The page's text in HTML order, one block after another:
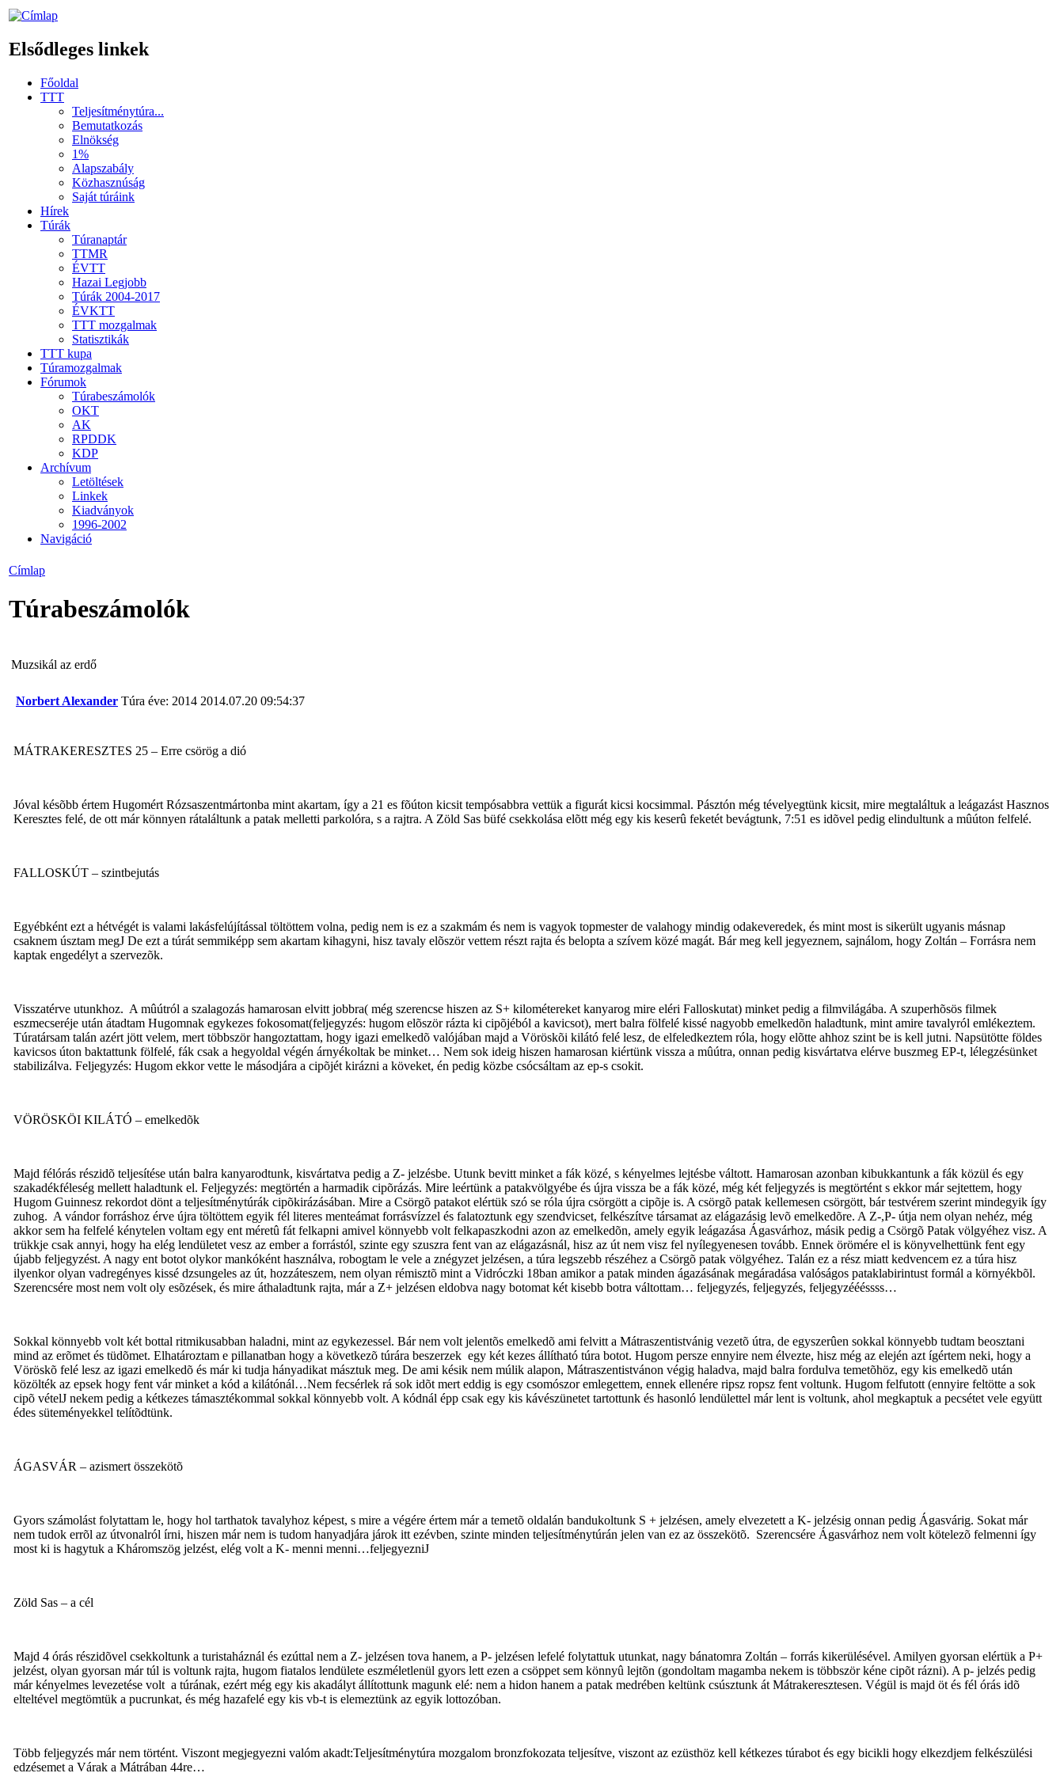
Elsődleges linkek
Főoldal
TTT
Teljesítménytúra...
Bemutatkozás
Elnökség
1%
Alapszabály
Közhasznúság
Saját túráink
Hírek
Túrák
Túranaptár
TTMR
ÉVTT
Hazai Legjobb
Túrák 2004-2017
ÉVKTT
TTT mozgalmak
Statisztikák
TTT kupa
Túramozgalmak
Fórumok
Túrabeszámolók
OKT
AK
RPDDK
KDP
Archívum
Letöltések
Linkek
Kiadványok
1996-2002
Navigáció
Címlap
Túrabeszámolók
Muzsikál az erdő
Norbert Alexander Túra éve: 2014 2014.07.20 09:54:37
MÁTRAKERESZTES 25 – Erre csörög a dió
Jóval késõbb értem Hugomért Rózsaszentmártonba mint akartam, így a 21 es fõúton kicsit tempósabbra vettük a figurát kicsi kocsimmal. Pásztón még tévelyegtünk kicsit, mire megtaláltuk a leágazást Hasznos
Keresztes felé, de ott már könnyen rátaláltunk a patak melletti parkolóra, s a rajtra. A Zöld Sas büfé csekkolása elõtt még egy kis keserû feketét bevágtunk, 7:51 es idõvel pedig elindultunk a mûúton felfelé.
FALLOSKÚT – szintbejutás
Egyébként ezt a hétvégét is valami lakásfelújítással töltöttem volna, pedig nem is ez a szakmám és nem is vagyok topmester de valahogy mindig odakeveredek, és mint most is sikerült ugyanis másnap
csaknem úsztam megJ De ezt a túrát semmiképp sem akartam kihagyni, hisz tavaly elõször vettem részt rajta és belopta a szívem közé magát. Bár meg kell jegyeznem, sajnálom, hogy Zoltán – Forrásra nem
kaptak engedélyt a szervezõk.
Visszatérve utunkhoz. A mûútról a szalagozás hamarosan elvitt jobbra( még szerencse hiszen az S+ kilométereket kanyarog mire eléri Falloskutat) minket pedig a filmvilágába. A szuperhõsös filmek
eszmecseréje után átadtam Hugomnak egykezes fokosomat(feljegyzés: hugom elõször rázta ki cipõjéból a kavicsot), mert balra fölfelé kissé nagyobb emelkedõn haladtunk, mint amire tavalyról emlékeztem.
Túratársam talán azért jött velem, mert többször hangoztattam, hogy igazi emelkedõ valójában majd a Vöröskõi kilátó felé lesz, de elfeledkeztem róla, hogy elõtte ahhoz szint be is kell jutni. Napsütötte földes
kavicsos úton baktattunk fölfelé, fák csak a hegyoldal végén árnyékoltak be minket… Nem sok ideig hiszen hamarosan kiértünk vissza a mûútra, onnan pedig kisvártatva elérve buszmeg EP-t, lélegzésünket
stabilizálva. Feljegyzés: Hugom ekkor vette le másodjára a cipõjét kirázni a köveket, én pedig közbe csócsáltam az ep-s csokit.
VÖRÖSKÖI KILÁTÓ – emelkedõk
Majd félórás részidõ teljesítése után balra kanyarodtunk, kisvártatva pedig a Z- jelzésbe. Utunk bevitt minket a fák közé, s kényelmes lejtésbe váltott. Hamarosan azonban kibukkantunk a fák közül és egy
szakadékféleség mellett haladtunk el. Feljegyzés: megtörtén a harmadik cipõrázás. Mire leértünk a patakvölgyébe és újra vissza be a fák közé, még két feljegyzés is megtörtént s ekkor már sejtettem, hogy
Hugom Guinnesz rekordot dönt a teljesítménytúrák cipõkirázásában. Mire a Csörgõ patakot elértük szó se róla újra csörgött a cipõje is. A csörgõ patak kellemesen csörgött, bár testvérem szerint mindegyik így
zuhog. A vándor forráshoz érve újra töltöttem egyik fél literes menteámat forrásvízzel és falatoztunk egy szendvicset, felkészítve társamat az elágazásig levõ emelkedõre. A Z-,P- útja nem olyan nehéz, még
akkor sem ha felfelé kénytelen voltam egy ent méretû fát felkapni amivel könnyebb volt felkapaszkodni azon az emelkedõn, amely egyik leágazása Ágasvárhoz, másik pedig a Csörgõ Patak völgyéhez visz. A
trükkje csak annyi, hogy ha elég lendületet vesz az ember a forrástól, szinte egy szuszra fent van az elágazásnál, hisz az út nem visz fel nyílegyenesen tovább. Ennek örömére el is könyvelhettünk fent egy
újabb feljegyzést. A nagy ent botot olykor mankóként használva, robogtam le vele a znégyzet jelzésen, a túra legszebb részéhez a Csörgõ patak völgyéhez. Talán ez a rész miatt kedvencem ez a túra hisz
ilyenkor olyan vadregényes kissé dzsungeles az út, hozzáteszem, nem olyan rémisztõ mint a Vidróczki 18ban amikor a patak minden ágazásának megáradása valóságos pataklabirintust formál a környékbõl.
Szerencsére most nem volt oly esõzések, és mire áthaladtunk rajta, már a Z+ jelzésen eldobva nagy botomat két kisebb botra váltottam… feljegyzés, feljegyzés, feljegyzéééssss…
Sokkal könnyebb volt két bottal ritmikusabban haladni, mint az egykezessel. Bár nem volt jelentõs emelkedõ ami felvitt a Mátraszentistvánig vezetõ útra, de egyszerûen sokkal könnyebb tudtam beosztani
mind az erõmet és tüdõmet. Elhatároztam e pillanatban hogy a következõ túrára beszerzek egy két kezes állítható túra botot. Hugom persze ennyire nem élvezte, hisz még az elején azt ígértem neki, hogy a
Vöröskõ felé lesz az igazi emelkedõ és már ki tudja hányadikat másztuk meg. De ami késik nem múlik alapon, Mátraszentistvánon végig haladva, majd balra fordulva temetõhöz, egy kis emelkedõ után
közölték az epsek hogy fent vár minket a kód a kilátónál…Nem fecsérlek rá sok idõt mert eddig is egy csomószor emlegettem, ennek ellenére ripsz ropsz fent voltunk. Hugom felfutott (ennyire feltötte a sok
cipõ vételJ nekem pedig a kétkezes támasztékommal sokkal könnyebb volt. A kódnál épp csak egy kis kávészünetet tartottunk és hasonló lendülettel már lent is voltunk, ahol megkaptuk a pecsétet vele együtt
édes süteményekkel telítõdtünk.
ÁGASVÁR – azismert összekötõ
Gyors számolást folytattam le, hogy hol tarthatok tavalyhoz képest, s mire a végére értem már a temetõ oldalán bandukoltunk S + jelzésen, amely elvezetett a K- jelzésig onnan pedig Ágasvárig. Sokat már
nem tudok errõl az útvonalról írni, hiszen már nem is tudom hanyadjára járok itt ezévben, szinte minden teljesítménytúrán jelen van ez az összekötõ. Szerencsére Ágasvárhoz nem volt kötelezõ felmenni így
most ki is hagytuk a Kháromszög jelzést, elég volt a K- menni menni…feljegyezniJ
Zöld Sas – a cél
Majd 4 órás részidõvel csekkoltunk a turistaháznál és ezúttal nem a Z- jelzésen tova hanem, a P- jelzésen lefelé folytattuk utunkat, nagy bánatomra Zoltán – forrás kikerülésével. Amilyen gyorsan elértük a P+
jelzést, olyan gyorsan már túl is voltunk rajta, hugom fiatalos lendülete eszméletlenül gyors lett ezen a csöppet sem könnyû lejtõn (gondoltam magamba nekem is többször kéne cipõt rázni). A p- jelzés pedig
már kényelmes levezetése volt a túrának, ezért még egy kis akadályt állítottunk magunk elé: nem a hidon hanem a patak medrében keltünk csúsztunk át Mátrakeresztesen. Végül is majd öt és fél órás idõ
elteltével megtömtük a pucrunkat, és még hazafelé egy kis vb-t is elemeztünk az egyik lottozóban.
Több feljegyzés már nem történt. Viszont megjegyezni valóm akadt:Teljesítménytúra mozgalom bronzfokozata teljesítve, viszont az ezüsthöz kell kétkezes túrabot és egy bicikli hogy elkezdjem felkészülési
edzésemet a Várak a Mátrában 44re…